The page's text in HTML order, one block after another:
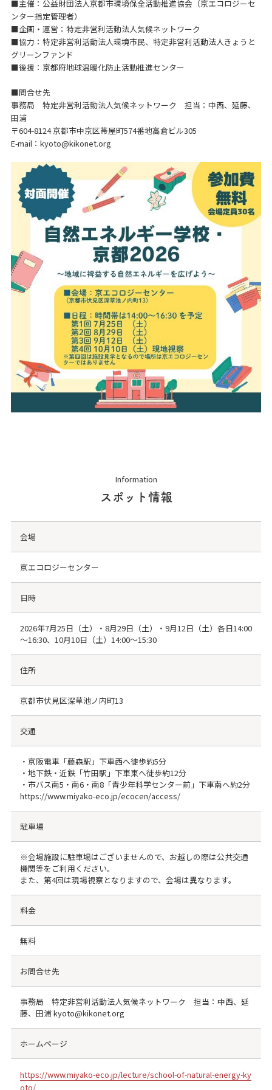
■主催：公益財団法人京都市環境保全活動推進協会（京エコロジーセ
ンター指定管理者）
■企画・運営：特定非営利活動法人気候ネットワーク
■協力：特定非営利活動法人環境市民、特定非営利活動法人きょうと
グリーンファンド
■後援：京都府地球温暖化防止活動推進センター
■問合せ先
事務局 特定非営利活動法人気候ネットワーク 担当：中西、延藤、
田浦
〒604-8124 京都市中京区帯屋町574番地高倉ビル305
E-mail：kyoto@kikonet.org
Information
スポット情報
会場
京エコロジーセンター
日時
2026年7月25日（土）・8月29日（土）・9月12日（土）各日14:00
～16:30、10月10日（土）14:00～15:30
住所
京都市伏見区深草池ノ内町13
交通
・京阪電車「藤森駅」下車西へ徒歩約5分
・地下鉄・近鉄「竹田駅」下車東へ徒歩約12分
・市バス南5・南6・南8「青少年科学センター前」下車南へ約2分
https://www.miyako-eco.jp/ecocen/access/
駐車場
※会場施設に駐車場はございませんので、お越しの際は公共交通
機関等をご利用ください。
また、第4回は現場視察となりますので、会場は異なります。
料金
無料
お問合せ先
事務局 特定非営利活動法人気候ネットワーク 担当：中西、延
藤、田浦 kyoto@kikonet.org
ホームページ
https://www.miyako-eco.jp/lecture/school-of-natural-energy-ky
oto/